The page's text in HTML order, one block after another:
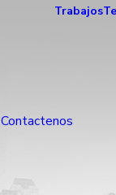
Trabajos
Contactenos